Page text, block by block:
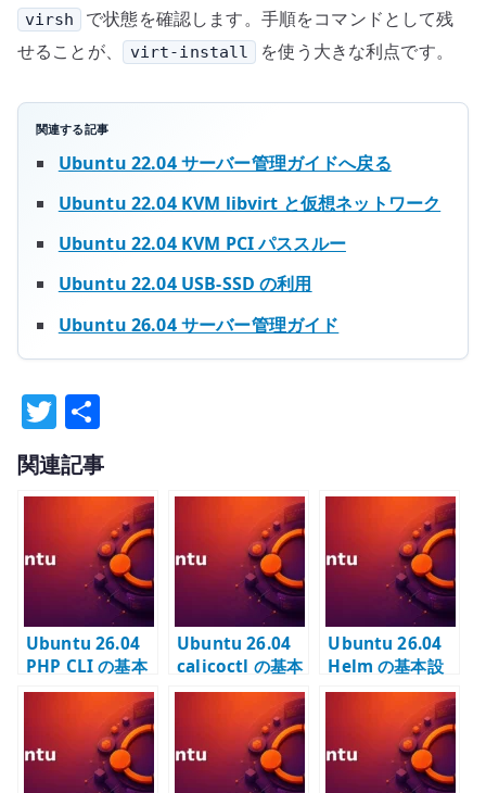
virsh
で状態を確認します。手順をコマンドとして残
せることが、
virt-install を使う大きな利点です。
関連する記事
Ubuntu 22.04 サーバー管理ガイドへ戻る
Ubuntu 22.04 KVM libvirt と仮想ネットワーク
Ubuntu 22.04 KVM PCI パススルー
Ubuntu 22.04 USB-SSD の利用
Ubuntu 26.04 サーバー管理ガイド
T
w
it
r
有
関連記事
Ubuntu 26.04
PHP CLI の基本
設定 – 管理コマ
ンドと拡張モジ
ュールを確認す
る
Ubuntu 26.04
calicoctl の基本
設定 – Calico を
確認する管理
CLI を配置する
Ubuntu 26.04
Helm の基本設
定 –
Kubernetes ア
プリケーション
配備 CLI を固定
バージョンで管